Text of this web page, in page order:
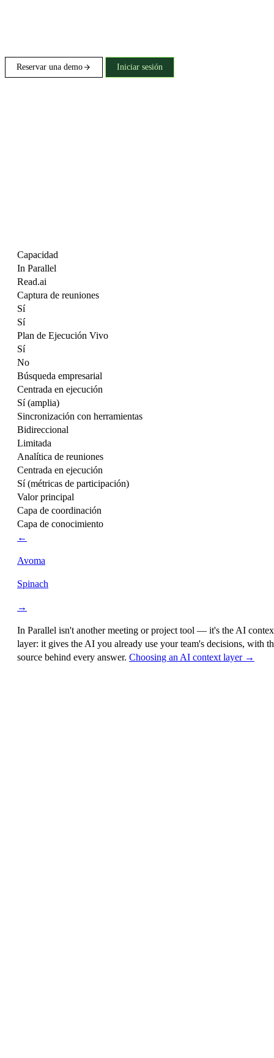
Reservar una demo Iniciar sesión
Capacidad
In Parallel
Read.ai
Captura de reuniones
Sí
Sí
Plan de Ejecución Vivo
Sí
No
Búsqueda empresarial
Centrada en ejecución
Sí (amplia)
Sincronización con herramientas
Bidireccional
Limitada
Analítica de reuniones
Centrada en ejecución
Sí (métricas de participación)
Valor principal
Capa de coordinación
Capa de conocimiento
←
Avoma
Spinach
→
In Parallel isn't another meeting or project tool — it's the AI
layer: it gives the AI you already use your team's decisions, with
source behind every answer. Choosing an AI context layer →